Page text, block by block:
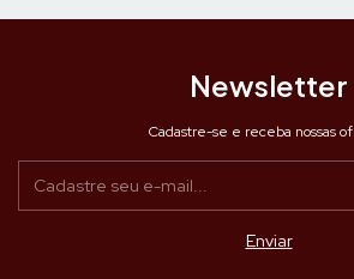
Newsletter
Cadastre-se e receba nossas